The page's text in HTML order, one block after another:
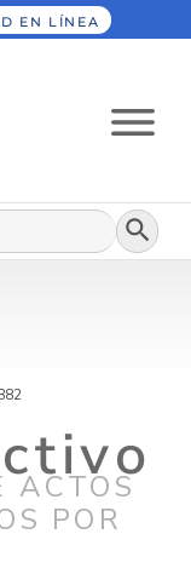
EN LÍNEA
Botón
ACTOS
POR